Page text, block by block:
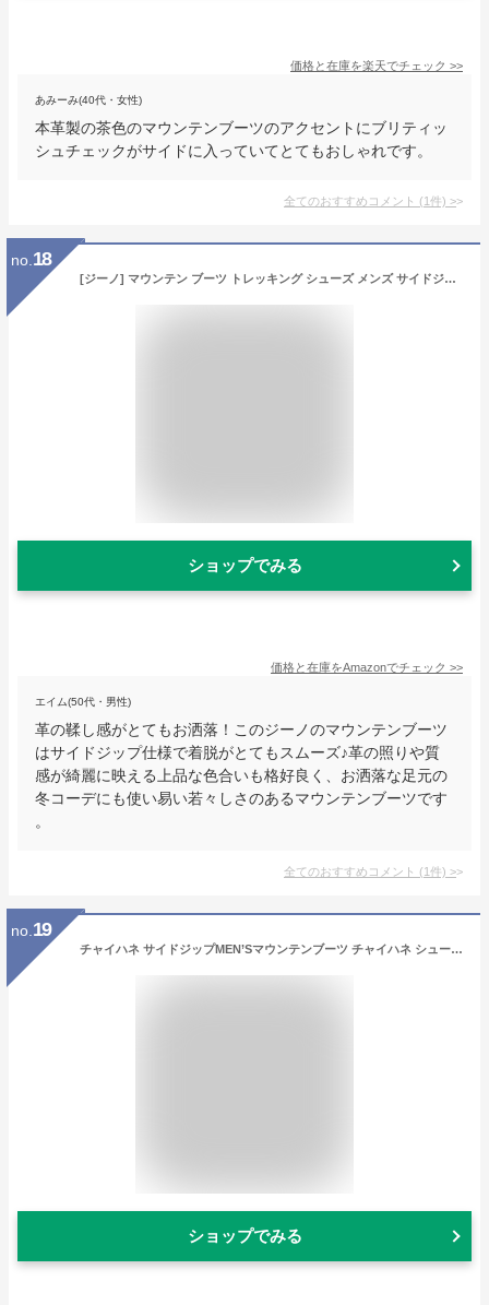
価格と在庫を楽天でチェック >>
あみーみ(40代・女性)
本革製の茶色のマウンテンブーツのアクセントにブリティッ
シュチェックがサイドに入っていてとてもおしゃれです。
全てのおすすめコメント (1件) >
no. 18
[ジーノ] マウンテン ブーツ トレッキング シューズ メンズ サイドジップ タンクソール 替え紐付き ze2400 25cm RED
ショップでみる
価格と在庫をAmazonでチェック >>
エイム(50代・男性)
革の鞣し感がとてもお洒落！このジーノのマウンテンブーツ
はサイドジップ仕様で着脱がとてもスムーズ♪革の照りや質
感が綺麗に映える上品な色合いも格好良く、お洒落な足元の
冬コーデにも使い易い若々しさのあるマウンテンブーツです
。
全てのおすすめコメント (1件) >
no. 19
チャイハネ サイドジップMEN’Sマウンテンブーツ チャイハネ シューズ ミドルブーツ ブラック ブラウン レッド【送料無料】
ショップでみる